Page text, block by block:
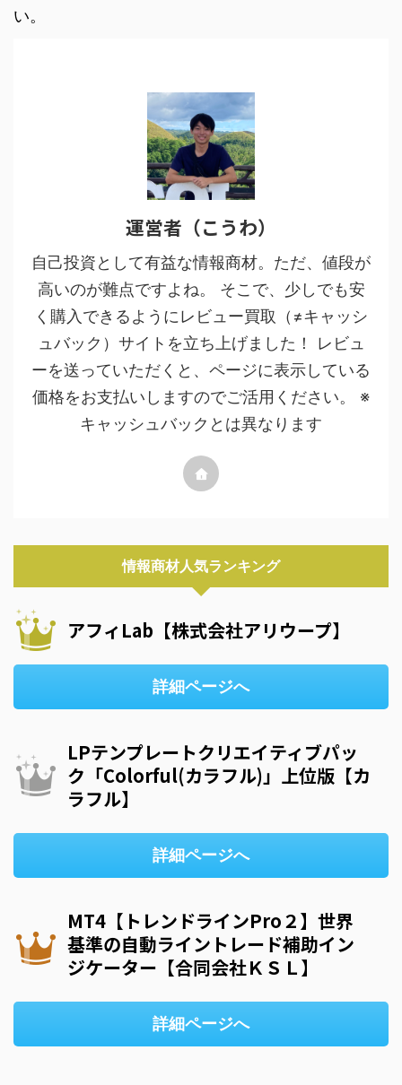
い。
運営者（こうわ）
自己投資として有益な情報商材。ただ、値段が
高いのが難点ですよね。 そこで、少しでも安
く購入できるようにレビュー買取（≠キャッシ
ュバック）サイトを立ち上げました！ レビュ
ーを送っていただくと、ページに表示している
価格をお支払いしますのでご活用ください。 ※
キャッシュバックとは異なります
情報商材人気ランキング
アフィLab【株式会社アリウープ】
詳細ページへ
LPテンプレートクリエイティブパッ
ク「Colorful(カラフル)」上位版【カ
ラフル】
詳細ページへ
MT4【トレンドラインPro２】世界
基準の自動ライントレード補助イン
ジケーター【合同会社ＫＳＬ】
詳細ページへ